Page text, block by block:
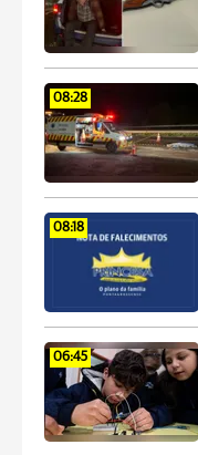
08:28
08:18
06:45